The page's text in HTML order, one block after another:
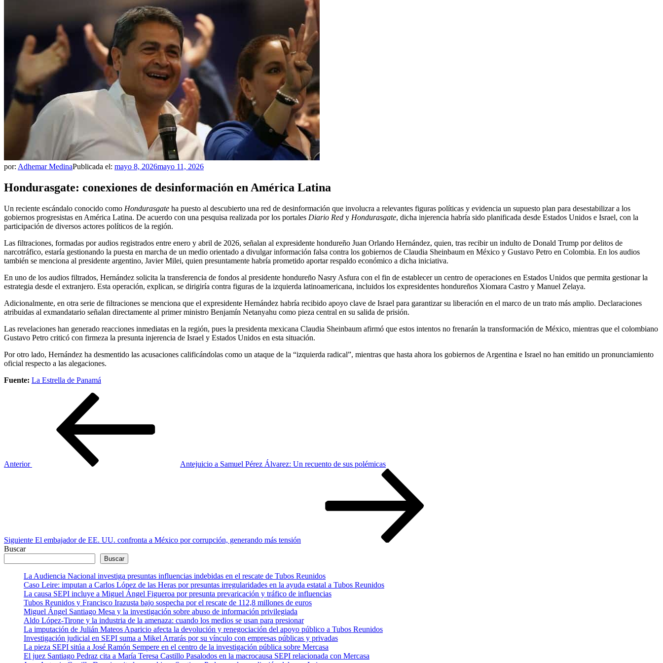
por: Adhemar MedinaPublicada el: mayo 8, 2026mayo 11, 2026
Hondurasgate: conexiones de desinformación en América Latina
Un reciente escándalo conocido como Hondurasgate ha puesto al descubierto una red de desinformación que involucra a relevantes figuras políticas y evidencia un supuesto plan para desestabilizar a los
gobiernos progresistas en América Latina. De acuerdo con una pesquisa realizada por los portales Diario Red y Hondurasgate, dicha injerencia habría sido planificada desde Estados Unidos e Israel, con la
participación de diversos actores políticos de la región.
Las filtraciones, formadas por audios registrados entre enero y abril de 2026, señalan al expresidente hondureño Juan Orlando Hernández, quien, tras recibir un indulto de Donald Trump por delitos de
narcotráfico, estaría gestionando la puesta en marcha de un medio orientado a divulgar información falsa contra los gobiernos de Claudia Sheinbaum en México y Gustavo Petro en Colombia. En los audios
también se menciona al presidente argentino, Javier Milei, quien presuntamente habría prometido aportar respaldo económico a dicha iniciativa.
En uno de los audios filtrados, Hernández solicita la transferencia de fondos al presidente hondureño Nasry Asfura con el fin de establecer un centro de operaciones en Estados Unidos que permita gestionar la
estrategia desde el extranjero. Esta operación, explican, se dirigiría contra figuras de la izquierda latinoamericana, incluidos los expresidentes hondureños Xiomara Castro y Manuel Zelaya.
Adicionalmente, en otra serie de filtraciones se menciona que el expresidente Hernández habría recibido apoyo clave de Israel para garantizar su liberación en el marco de un trato más amplio. Declaraciones
atribuidas al exmandatario señalan directamente al primer ministro Benjamín Netanyahu como pieza central en su salida de prisión.
Las revelaciones han generado reacciones inmediatas en la región, pues la presidenta mexicana Claudia Sheinbaum afirmó que estos intentos no frenarán la transformación de México, mientras que el colombiano
Gustavo Petro criticó con firmeza la presunta injerencia de Israel y Estados Unidos en esta situación.
Por otro lado, Hernández ha desmentido las acusaciones calificándolas como un ataque de la “izquierda radical”, mientras que hasta ahora los gobiernos de Argentina e Israel no han emitido un pronunciamiento
oficial respecto a las alegaciones.
Fuente: La Estrella de Panamá
Anterior
Antejuicio a Samuel Pérez Álvarez: Un recuento de sus polémicas
Siguiente El embajador de EE. UU. confronta a México por corrupción, generando más tensión
Buscar
Buscar
La Audiencia Nacional investiga presuntas influencias indebidas en el rescate de Tubos Reunidos
Caso Leire: imputan a Carlos López de las Heras por presuntas irregularidades en la ayuda estatal a Tubos Reunidos
La causa SEPI incluye a Miguel Ángel Figueroa por presunta prevaricación y tráfico de influencias
Tubos Reunidos y Francisco Irazusta bajo sospecha por el rescate de 112,8 millones de euros
Miguel Ángel Santiago Mesa y la investigación sobre abuso de información privilegiada
Aldo López-Tirone y la industria de la amenaza: cuando los medios se usan para presionar
La imputación de Julián Mateos Aparicio afecta la devolución y renegociación del apoyo público a Tubos Reunidos
Investigación judicial en SEPI suma a Mikel Arrarás por su vínculo con empresas públicas y privadas
La pieza SEPI sitúa a José Ramón Sempere en el centro de la investigación pública sobre Mercasa
El juez Santiago Pedraz cita a María Teresa Castillo Pasalodos en la macrocausa SEPI relacionada con Mercasa